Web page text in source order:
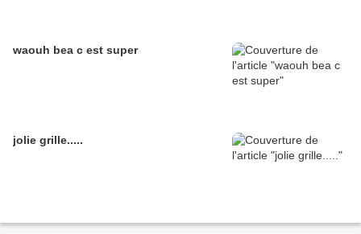
waouh bea c est super
jolie grille.....